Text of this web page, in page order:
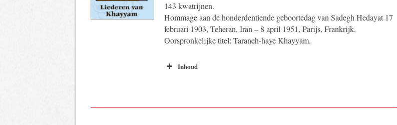
143 kwatrijnen.
Hommage aan de honderdentiende geboortedag van Sadegh Hedayat 17
februari 1903, Teheran, Iran – 8 april 1951, Parijs, Frankrijk.
Oorspronkelijke titel: Taraneh-haye Khayyam.
Inhoud